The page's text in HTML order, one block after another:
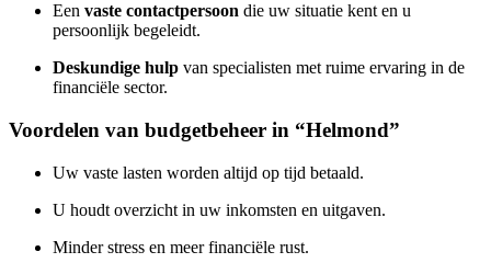
Een vaste contactpersoon die uw situatie kent en u
persoonlijk begeleidt.
Deskundige hulp van specialisten met ruime ervaring in de
financiële sector.
Voordelen van budgetbeheer in “Helmond”
Uw vaste lasten worden altijd op tijd betaald.
U houdt overzicht in uw inkomsten en uitgaven.
Minder stress en meer financiële rust.